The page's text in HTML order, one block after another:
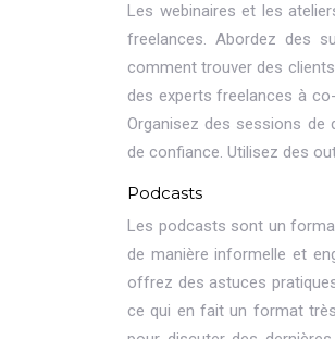
Les webinaires et les
freelances. Abordez des
comment trouver des
des experts freelances à
Organisez des sessions de
de confiance. Utilisez des
Podcasts
Les podcasts sont un
de manière informelle et
offrez des astuces
ce qui en fait un format